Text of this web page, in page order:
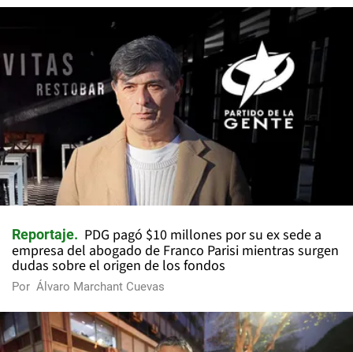
Reportaje
PDG pagó $10 millones por su ex sede a
empresa del abogado de Franco Parisi mientras surgen
dudas sobre el origen de los fondos
Por Álvaro Marchant Cuevas